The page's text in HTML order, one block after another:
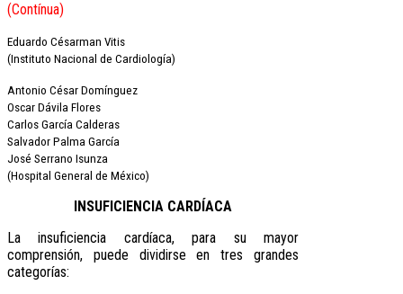
(Contínua)
Eduardo Césarman Vitis
(Instituto Nacional de Cardiología)
Antonio César Domínguez
Oscar Dávila Flores
Carlos García Calderas
Salvador Palma García
José Serrano Isunza
(Hospital General de México)
INSUFICIENCIA CARDÍACA
La insuficiencia cardíaca, para su mayor
comprensión, puede dividirse en tres grandes
categorías: